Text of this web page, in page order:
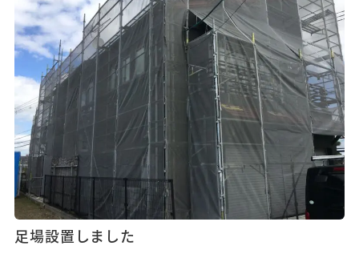
足場設置しました